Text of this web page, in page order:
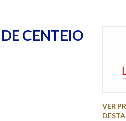
CENTEIO
VER